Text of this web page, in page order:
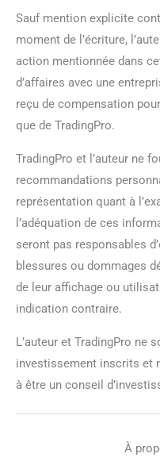
Sauf mention explicite
moment de l’écriture,
action mentionnée dans
d’affaires avec une
reçu de compensation
que de TradingPro.
TradingPro et l’auteur ne
recommandations
représentation quant à
l’adéquation de ces
seront pas responsables
blessures ou dommages
de leur affichage ou
indication contraire.
L’auteur et TradingPro ne
investissement inscrits et
à être un conseil
À